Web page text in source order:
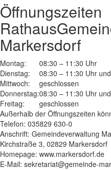
Öffnungszeiten
Rathaus
Markersdorf
Montag:
08:30 – 11:30 Uhr
Dienstag:
08:30 – 11:30 Uhr
Mittwoch:
geschlossen
Donnerstag:08:30 – 11:30 Uhr
Freitag:
geschlossen
Außerhalb der Öffnungszeiten
Telefon: 035829 630-0
Anschrift: Gemeindeverwaltung
Kirchstraße 3, 02829 Markersdorf
Homepage: www.markersdorf.de
E-Mail: sekretariat@gemeinde-